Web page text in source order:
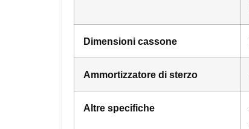
Dimensioni cassone
Ammortizzatore di sterzo
Altre specifiche